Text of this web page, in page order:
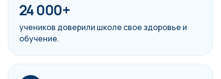
24 000+
учеников доверили школе свое здоровье и
обучение.